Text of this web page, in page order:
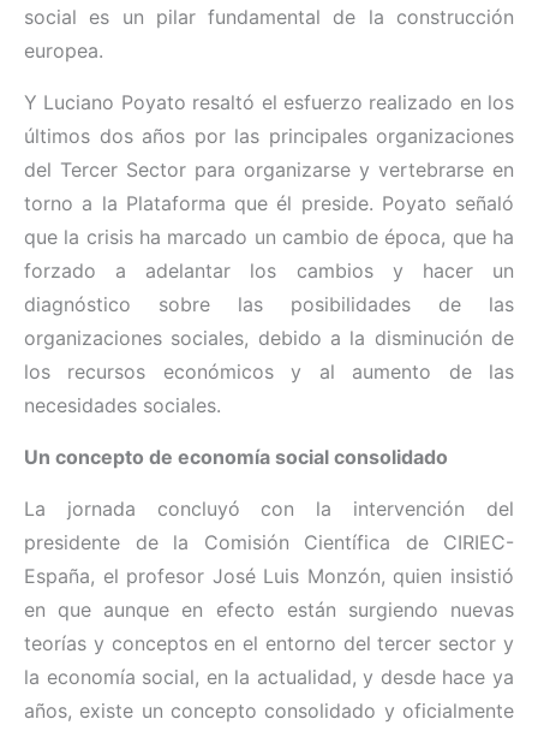
social es un pilar fundamental de la construcción
europea.
Y Luciano Poyato resaltó el esfuerzo realizado en los
últimos dos años por las principales organizaciones
del Tercer Sector para organizarse y vertebrarse en
torno a la Plataforma que él preside. Poyato señaló
que la crisis ha marcado un cambio de época, que ha
forzado a adelantar los cambios y hacer un
diagnóstico sobre las posibilidades de las
organizaciones sociales, debido a la disminución de
los recursos económicos y al aumento de las
necesidades sociales.
Un concepto de economía social consolidado
La jornada concluyó con la intervención del
presidente de la Comisión Científica de CIRIEC-
España, el profesor José Luis Monzón, quien insistió
en que aunque en efecto están surgiendo nuevas
teorías y conceptos en el entorno del tercer sector y
la economía social, en la actualidad, y desde hace ya
años, existe un concepto consolidado y oficialmente